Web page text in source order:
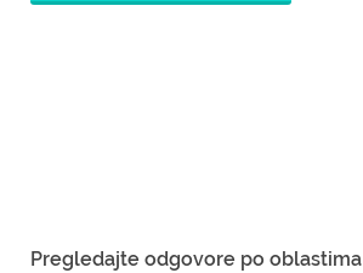
Pregledajte odgovore po oblastima